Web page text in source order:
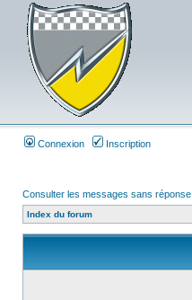
Connexion Inscription
Consulter les messages sans réponse
Index du forum